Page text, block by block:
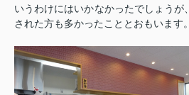
いうわけにはいかなかったでしょうが
された方も多かったこととおもいます。